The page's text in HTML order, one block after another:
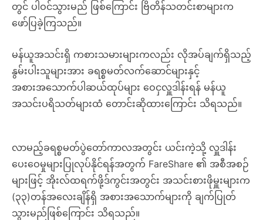
တွင် ပါဝင်သွားမည် ဖြစ်ကြောင်း ဗြိတိန်သတင်းစာများက
ဖော်ပြခဲ့ကြသည်။
မန်ယူအသင်းရှိ ကစားသမားများကလည်း လိုအပ်ချက်ရှိသည့်
နွမ်းပါးသူများအား ခရစ္စမတ်လက်ဆောင်များနှင့်
အစားအသောက်ပါဆယ်ထုပ်များ ဝေငှလှူဒါန်းရန် မန်ယူ
အသင်းပရိသတ်များထံ တောင်းဆိုထားကြောင်း သိရသည်။
လာမည့်ခရစ္စမတ်ပွဲတော်ကာလအတွင်း ယင်းကဲ့သို့ လှူဒါန်း
ပေးဝေမှုများပြုလုပ်နိုင်ရန်အတွက် FareShare ၏ အစီအစဉ်
များဖြင့် အိုးလ်ထရက်ဖို့ဒ်ကွင်းအတွင်း အသင်းစားဖိုမှူးများက
(၃၃)တန်အလေးချိန်ရှိ အစားအသောက်များကို ချက်ပြုတ်
သွားမည်ဖြစ်ကြောင်း သိရသည်။